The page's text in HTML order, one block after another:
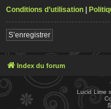
Conditions d’utilisation |
S’enregistrer
Index du forum
Lucid Lime